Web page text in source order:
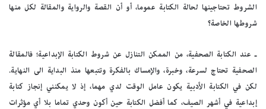
الشروط تحتاجينها لحالة الكتابة عموما، أو أن القصة والرواية والمقالة لكل منها
شروطها الخاصة؟
ـ عند الكتابة الصحفية، من الممكن التنازل عن شروط الكتابة الإبداعية؛ فالمقالة
الصحفية تحتاج لسرعة، وخبرة، والإمساك بالفكرة وتتبعها منذ البداية الى النهاية.
لكن في الكتابة الأدبية يكون عامل الوقت لدي مهما، إذ لا يمكنني إنجاز كتابة
إبداعية في أشهر الصيف، كما أفضل الكتابة حين أكون وحدي تماما بلا أي مؤثرات